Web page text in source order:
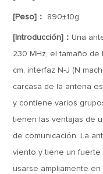
[Peso]： 890±10g
[Introducción]：Una
230 MHz, el tamaño de
cm, interfaz N-J (N
carcasa de la antena
y contiene varios
tienen las ventajas de
de comunicación. La
viento y tiene un
usarse ampliamente